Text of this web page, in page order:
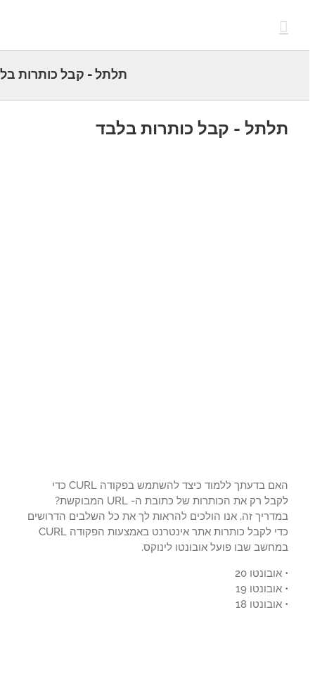
תלתל - קבל כותרות בלבד
- קבל כותרות בלבד
האם בדעתך ללמוד כיצד להשתמש בפקודה CURL כדי
לקבל רק את הכותרות של כתובת ה- URL המבוקשת?
זה, אנו הולכים להראות לך את כל השלבים הדרושים
כדי לקבל כותרות אתר אינטרנט באמצעות הפקודה CURL
שבו פועל אובונטו לינוקס.
20
19
18